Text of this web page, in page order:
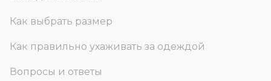
Как выбрать размер
Как правильно ухаживать за одеждой
Вопросы и ответы